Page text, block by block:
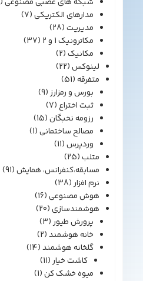
مدارهای الکتریکی(7)
مدیریت(28)
مکاترونیک 1 و 2
(37)
مکانیک(2)
لینوکس(22)
متفرقه(51)
بورس و رمزارز(9)
ثبت اختراع(7)
رزومه نخبگان(15)
مصالح ساختمانی(1)
وردپرس(11)
متلب(25)
مسابقه،کنفرانس، همایش(91)
نرم افزار(38)
هوش مصنوعی(16)
هوشمندسازی(20)
پرورش طیور(3)
خانه هوشمند(2)
گلخانه هوشمند(14)
کاشت خیار(11)
میوه خشک کن(1)